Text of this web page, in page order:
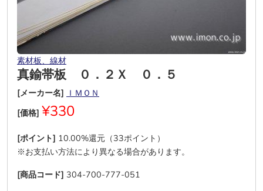
素材板、線材
真鍮帯板 ０．２Ｘ ０．５
[メーカー名] ＩＭＯＮ
[価格] ¥330
[ポイント] 10.00%還元（33ポイント）
※お支払い方法により異なる場合があります。
[商品コード] 304-700-777-051